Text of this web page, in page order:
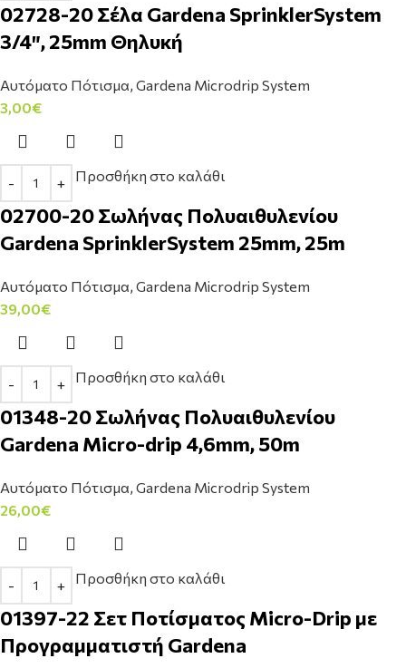
02728-20 Σέλα Gardena SprinklerSystem
3/4″, 25mm Θηλυκή
Αυτόματο Πότισμα, Gardena Microdrip System
3,00€
Προσθήκη στο καλάθι
02700-20 Σωλήνας Πολυαιθυλενίου
Gardena SprinklerSystem 25mm, 25m
Αυτόματο Πότισμα, Gardena Microdrip System
39,00€
Προσθήκη στο καλάθι
01348-20 Σωλήνας Πολυαιθυλενίου
Gardena Micro-drip 4,6mm, 50m
Αυτόματο Πότισμα, Gardena Microdrip System
26,00€
Προσθήκη στο καλάθι
01397-22 Σετ Ποτίσματος Micro-Drip με
Προγραμματιστή Gardena